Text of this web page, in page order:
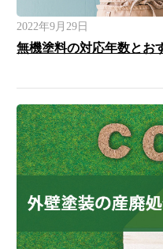
2022年9月29日
無機塗料の対応年数とお